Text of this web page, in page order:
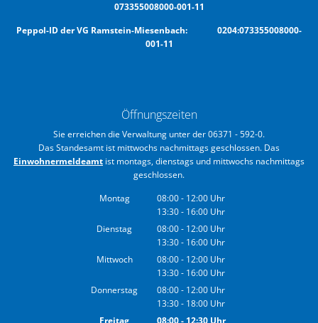
073355008000-001-11
Peppol-ID der VG Ramstein-Miesenbach: 0204:073355008000-
001-11
Öffnungszeiten
Sie erreichen die Verwaltung unter der 06371 - 592-0.
Das Standesamt ist mittwochs nachmittags geschlossen. Das
Einwohnermeldeamt ist montags, dienstags und mittwochs nachmittags
geschlossen.
Montag
08:00- 12:00 Uhr
Von 08:00 bis 12:00 Uhr
13:30- 16:00 Uhr
Von 13:30 bis 16:00 Uhr
Dienstag 08:00- 12:00 Uhr
Von 08:00 bis 12:00 Uhr
13:30- 16:00 Uhr
Von 13:30 bis 16:00 Uhr
Mittwoch 08:00- 12:00 Uhr
Von 08:00 bis 12:00 Uhr
13:30- 16:00 Uhr
Von 13:30 bis 16:00 Uhr
Donnerstag 08:00- 12:00 Uhr
Von 08:00 bis 12:00 Uhr
13:30- 18:00 Uhr
Von 13:30 bis 18:00 Uhr
Freitag 08:00- 12:30Uhr